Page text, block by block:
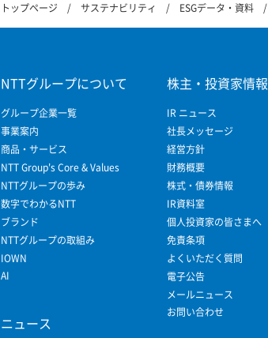
トップページ サステナビリティ ESGデータ・資料
NTTグループについて
グループ企業一覧
事業案内
商品・サービス
NTT Group's Core & Values
NTTグループの歩み
数字でわかるNTT
ブランド
NTTグループの取組み
IOWN
AI
ニュース
株主・投資家情報
IR ニュース
社長メッセージ
経営方針
財務概要
株式・債券情報
IR資料室
個人投資家の皆さまへ
免責条項
よくいただく質問
電子公告
メールニュース
お問い合わせ